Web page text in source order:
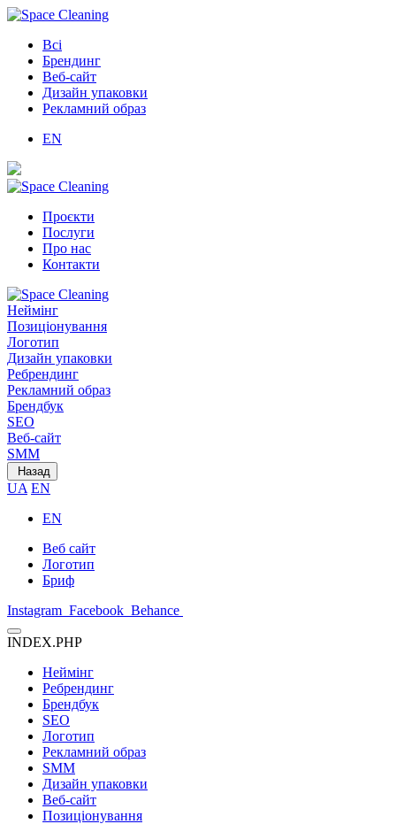
Всі
Брендинг
Веб-сайт
Дизайн упаковки
Рекламний образ
EN
Проєкти
Послуги
Про нас
Контакти
Неймінг
Позиціонування
Логотип
Дизайн упаковки
Ребрендинг
Рекламний образ
Брендбук
SEO
Веб-сайт
SMM
Назад
UA EN
EN
Веб сайт
Логотип
Бриф
Instagram Facebook Behance
INDEX.PHP
Неймінг
Ребрендинг
Брендбук
SEO
Логотип
Рекламний образ
SMM
Дизайн упаковки
Веб-сайт
Позиціонування